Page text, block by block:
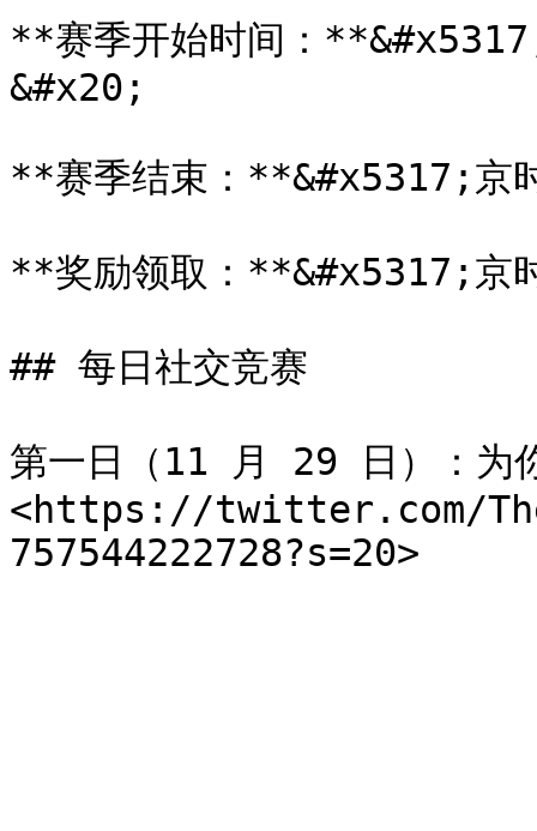
**赛季开始时间：
&#x20;
**赛季结束：**&#x5317;
**奖励领取：**&#x5317;
## 每日社交竞赛
第一日（11 月 29 日）：
<https://twitter.com/